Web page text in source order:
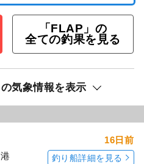
「FLAP」の
全ての釣果を見る
気象情報を表示
16日前
釣り船詳細を見る